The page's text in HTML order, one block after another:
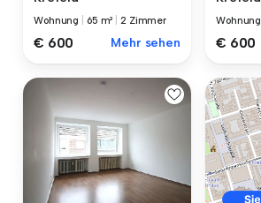
Wohnung 65 m² |2 Zimmer
€ 600 Mehr sehen
Wohnung
€ 600